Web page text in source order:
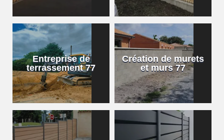
Entreprise de
terrassement 77
Création de murets
et murs 77